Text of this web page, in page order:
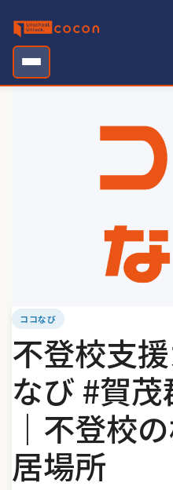
content
ココなび
不登校支
なび #賀
｜不登校
居場所